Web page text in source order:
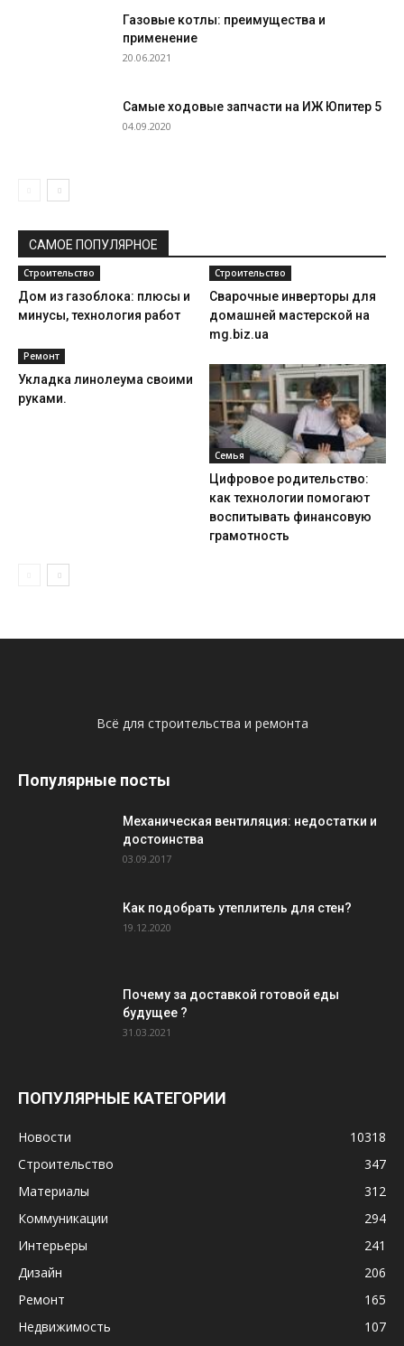
Газовые котлы: преимущества и
применение
20.06.2021
Самые ходовые запчасти на ИЖ Юпитер 5
04.09.2020
САМОЕ ПОПУЛЯРНОЕ
Строительство
Дом из газоблока: плюсы и
минусы, технология работ
Строительство
Сварочные инверторы для
домашней мастерской на
mg.biz.ua
Ремонт
Укладка линолеума своими
руками.
Семья
Цифровое родительство:
как технологии помогают
воспитывать финансовую
грамотность
Всё для строительства и ремонта
Популярные посты
Механическая вентиляция: недостатки и
достоинства
03.09.2017
Как подобрать утеплитель для стен?
19.12.2020
Почему за доставкой готовой еды
будущее ?
31.03.2021
ПОПУЛЯРНЫЕ КАТЕГОРИИ
Новости
10318
Строительство
347
Материалы
312
Коммуникации
294
Интерьеры
241
Дизайн
206
Ремонт
165
Недвижимость
107